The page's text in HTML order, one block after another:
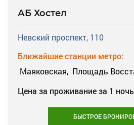
АБ Хостел
Невский проспект, 110
Ближайшие станции метро:
Маяковская, Площадь
Цена за проживание за 1
БЫСТРОЕ